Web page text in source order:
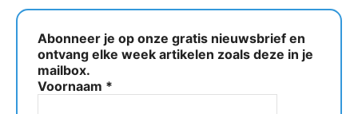
Abonneer je op onze gratis nieuwsbrief en
ontvang elke week artikelen zoals deze in je
mailbox.
Voornaam *